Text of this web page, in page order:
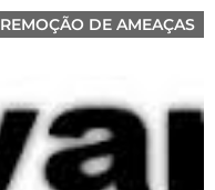
REMOÇÃO DE AMEAÇAS